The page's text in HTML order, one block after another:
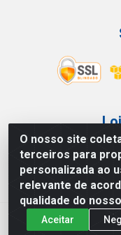
O nosso site
terceiros para
personalizada ao
relevante de
qualidade do
Aceitar
Av Vautier,
Atef Distribuidora